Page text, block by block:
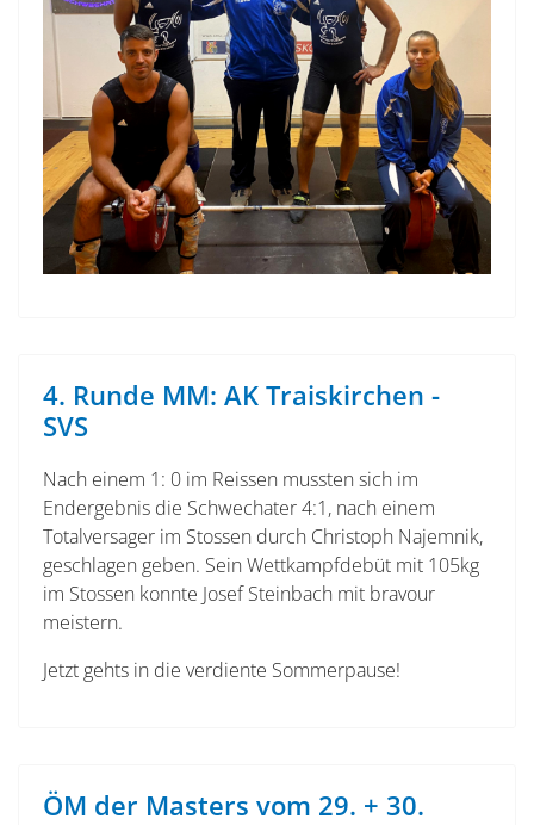
4. Runde MM: AK Traiskirchen -
SVS
Nach einem 1: 0 im Reissen mussten sich im
Endergebnis die Schwechater 4:1, nach einem
Totalversager im Stossen durch Christoph Najemnik,
geschlagen geben. Sein Wettkampfdebüt mit 105kg
im Stossen konnte Josef Steinbach mit bravour
meistern.
Jetzt gehts in die verdiente Sommerpause!
ÖM der Masters vom 29. + 30.